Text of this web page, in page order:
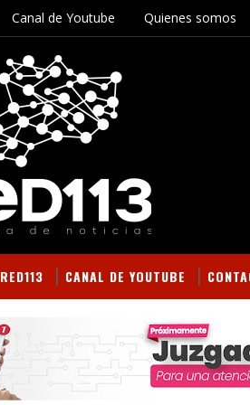
Canal de Youtube Quienes somos
RED113 CANAL DE YOUTUBE